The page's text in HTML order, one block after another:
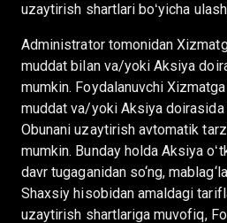
uzaytirish shartlari boʻyicha
Administrator tomonidan
muddat bilan va/yoki Aksiya
mumkin. Foydalanuvchi
muddat va/yoki Aksiya
Obunani uzaytirish avtomatik
mumkin. Bunday holda Aksiya
davr tugaganidan so‘ng,
Shaxsiy hisobidan amaldagi
uzaytirish shartlariga muvofiq,